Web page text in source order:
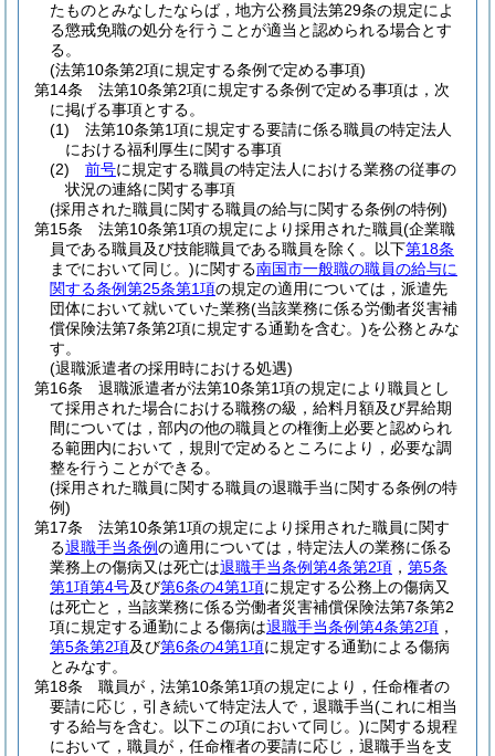
たものとみなしたならば，地方公務員法第29条の規定によ
る懲戒免職の処分を行うことが適当と認められる場合とす
る。
(法第10条第2項に規定する条例で定める事項)
第14条
法第10条第2項に規定する条例で定める事項は，次
に掲げる事項とする。
(1)
法第10条第1項に規定する要請に係る職員の特定法人
における福利厚生に関する事項
(2)
前号に規定する職員の特定法人における業務の従事の
状況の連絡に関する事項
(採用された職員に関する職員の給与に関する条例の特例)
第15条
法第10条第1項の規定により採用された職員(企業職
員である職員及び技能職員である職員を除く。以下第18条
までにおいて同じ。)に関する南国市一般職の職員の給与に
関する条例第25条第1項の規定の適用については，派遣先
団体において就いていた業務(当該業務に係る労働者災害補
償保険法第7条第2項に規定する通勤を含む。)を公務とみな
す。
(退職派遣者の採用時における処遇)
第16条
退職派遣者が法第10条第1項の規定により職員とし
て採用された場合における職務の級，給料月額及び昇給期
間については，部内の他の職員との権衡上必要と認められ
る範囲内において，規則で定めるところにより，必要な調
整を行うことができる。
(採用された職員に関する職員の退職手当に関する条例の特
例)
第17条
法第10条第1項の規定により採用された職員に関す
る退職手当条例の適用については，特定法人の業務に係る
業務上の傷病又は死亡は退職手当条例第4条第2項 ， 第5条
第1項第4号及び第6条の4第1項に規定する公務上の傷病又
は死亡と，当該業務に係る労働者災害補償保険法第7条第2
項に規定する通勤による傷病は退職手当条例第4条第2項 ，
第5条第2項及び第6条の4第1項に規定する通勤による傷病
とみなす。
第18条
職員が，法第10条第1項の規定により，任命権者の
要請に応じ，引き続いて特定法人で，退職手当(これに相当
する給与を含む。以下この項において同じ。)に関する規程
において，職員が，任命権者の要請に応じ，退職手当を支